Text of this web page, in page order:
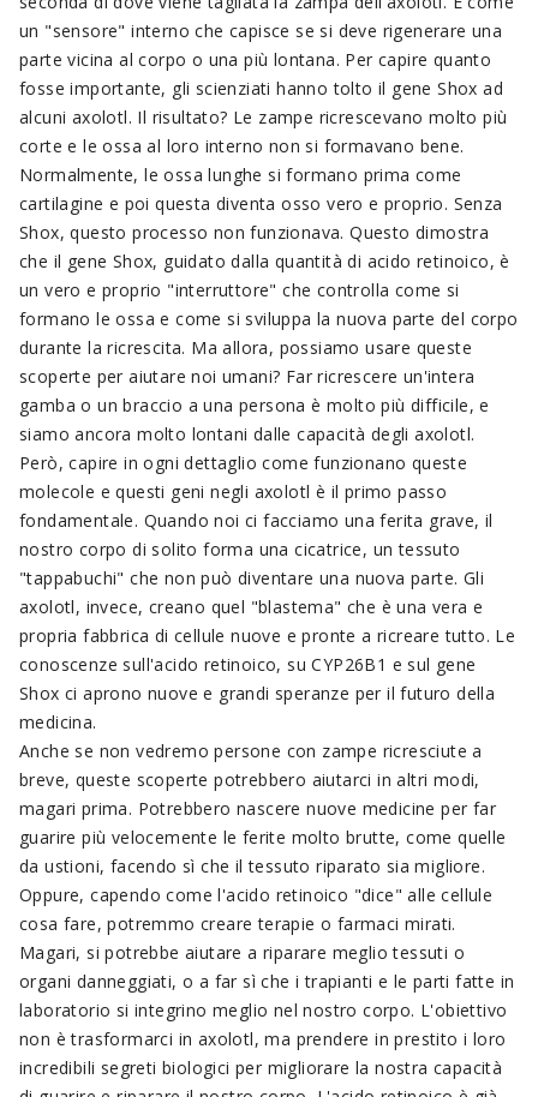
un "sensore" interno che capisce se si deve rigenerare una
parte vicina al corpo o una più lontana. Per capire quanto
fosse importante, gli scienziati hanno tolto il gene Shox ad
alcuni axolotl. Il risultato? Le zampe ricrescevano molto più
corte e le ossa al loro interno non si formavano bene.
Normalmente, le ossa lunghe si formano prima come
cartilagine e poi questa diventa osso vero e proprio. Senza
Shox, questo processo non funzionava. Questo dimostra
che il gene Shox, guidato dalla quantità di acido retinoico, è
un vero e proprio "interruttore" che controlla come si
formano le ossa e come si sviluppa la nuova parte del corpo
durante la ricrescita. Ma allora, possiamo usare queste
scoperte per aiutare noi umani? Far ricrescere un'intera
gamba o un braccio a una persona è molto più difficile, e
siamo ancora molto lontani dalle capacità degli axolotl.
Però, capire in ogni dettaglio come funzionano queste
molecole e questi geni negli axolotl è il primo passo
fondamentale. Quando noi ci facciamo una ferita grave, il
nostro corpo di solito forma una cicatrice, un tessuto
"tappabuchi" che non può diventare una nuova parte. Gli
axolotl, invece, creano quel "blastema" che è una vera e
propria fabbrica di cellule nuove e pronte a ricreare tutto. Le
conoscenze sull'acido retinoico, su CYP26B1 e sul gene
Shox ci aprono nuove e grandi speranze per il futuro della
medicina.
Anche se non vedremo persone con zampe ricresciute a
breve, queste scoperte potrebbero aiutarci in altri modi,
magari prima. Potrebbero nascere nuove medicine per far
guarire più velocemente le ferite molto brutte, come quelle
da ustioni, facendo sì che il tessuto riparato sia migliore.
Oppure, capendo come l'acido retinoico "dice" alle cellule
cosa fare, potremmo creare terapie o farmaci mirati.
Magari, si potrebbe aiutare a riparare meglio tessuti o
organi danneggiati, o a far sì che i trapianti e le parti fatte in
laboratorio si integrino meglio nel nostro corpo. L'obiettivo
non è trasformarci in axolotl, ma prendere in prestito i loro
incredibili segreti biologici per migliorare la nostra capacità